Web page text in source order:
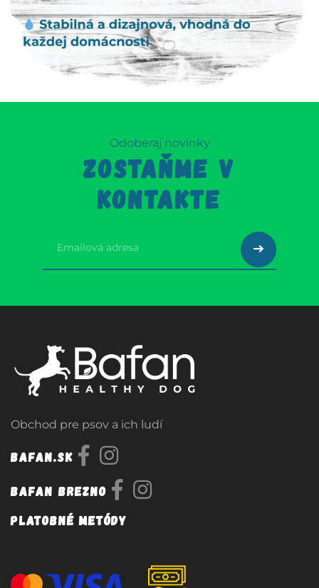
Odoberaj novinky
ZOSTAŇME V
KONTAKTE
Obchod pre psov a ich ludí
Bafan.sk
Bafan Brezno
Platobné metódy